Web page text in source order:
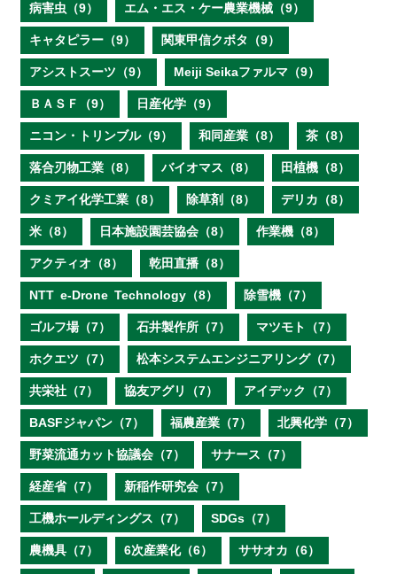
病害虫（9） エム・エス・ケー農業機械（9）
キャタピラー（9） 関東甲信クボタ（9）
アシストスーツ（9） Meiji Seikaファルマ（9）
ＢＡＳＦ（9） 日産化学（9）
ニコン・トリンブル（9） 和同産業（8） 茶（8）
落合刃物工業（8） バイオマス（8） 田植機（8）
クミアイ化学工業（8） 除草剤（8） デリカ（8）
米（8） 日本施設園芸協会（8） 作業機（8）
アクティオ（8） 乾田直播（8）
NTT e‐Drone Technology（8） 除雪機（7）
ゴルフ場（7） 石井製作所（7） マツモト（7）
ホクエツ（7） 松本システムエンジニアリング（7）
共栄社（7） 協友アグリ（7） アイデック（7）
BASFジャパン（7） 福農産業（7） 北興化学（7）
野菜流通カット協議会（7） サナース（7）
経産省（7） 新稲作研究会（7）
工機ホールディングス（7） SDGs（7）
農機具（7） 6次産業化（6） ササオカ（6）